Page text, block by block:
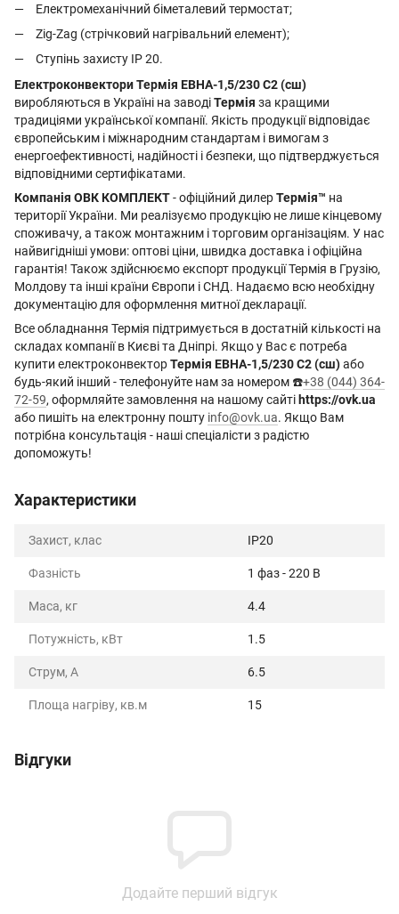
Електромеханічний біметалевий термостат;
Zig-Zag (стрічковий нагрівальний елемент);
Ступінь захисту IP 20.
Електроконвектори Термія ЕВНА-1,5/230 С2 (сш)
виробляються в Україні на заводіТермія за кращими
традиціями української компанії. Якість продукції відповідає
європейським і міжнародним стандартам і вимогам з
енергоефективності, надійності і безпеки, що підтверджується
відповідними сертифікатами.
Компанія ОВК КОМПЛЕКТ- офіційний дилерТермія™ на
території України. Ми реалізуємо продукцію не лише кінцевому
споживачу, а також монтажним і торговим організаціям. У нас
найвигідніші умови: оптові ціни, швидка доставка і офіційна
гарантія! Також здійснюємо експорт продукції Термія в Грузію,
Молдову та інші країни Європи і СНД. Надаємо всю необхідну
документацію для оформлення митної декларації.
Все обладнання Термія підтримується в достатній кількості на
складах компанії в Києві та Дніпрі. Якщо у Вас є потреба
купити електроконвекторТермія ЕВНА-1,5/230 С2 (сш)або
будь-який інший - телефонуйте нам за номером ☎️+38 (044) 364-
72-59, оформляйте замовлення на нашому сайті https://ovk.ua
або пишіть на електронну пошту info@ovk.ua. Якщо Вам
потрібна консультація - наші спеціалісти з радістю
допоможуть!
Характеристики
Захист, клас IP20
Фазність 1 фаз - 220 В
Маса, кг 4.4
Потужність, кВт 1.5
Струм, А 6.5
Площа нагріву, кв.м 15
Відгуки
Додайте перший відгук